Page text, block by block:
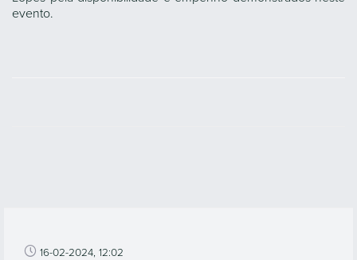
evento.
16-02-2024, 12:02